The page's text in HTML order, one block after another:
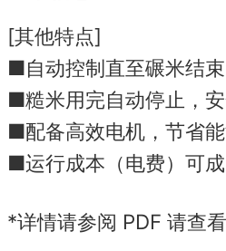
[其他特点]
■自动控制直至碾米结束
■糙米用完自动停止，
■配备高效电机，节省
■运行成本（电费）可
*详情请参阅 PDF 请查